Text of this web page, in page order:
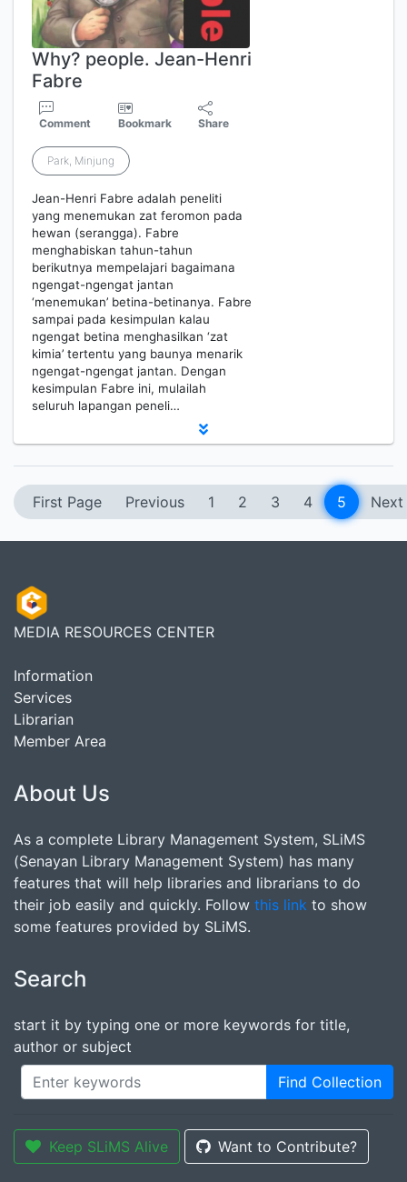
Why? people. Jean-Henri
Fabre
Comment Bookmark Share
Park, Minjung
Jean-Henri Fabre adalah peneliti
yang menemukan zat feromon pada
hewan (serangga). Fabre
menghabiskan tahun-tahun
berikutnya mempelajari bagaimana
ngengat-ngengat jantan
‘menemukan’ betina-betinanya. Fabre
sampai pada kesimpulan kalau
ngengat betina menghasilkan ‘zat
kimia’ tertentu yang baunya menarik
ngengat-ngengat jantan. Dengan
kesimpulan Fabre ini, mulailah
seluruh lapangan peneli…
First Page Previous 1 2 3 4 5 Next
MEDIA RESOURCES CENTER
Information
Services
Librarian
Member Area
About Us
As a complete Library Management System, SLiMS
(Senayan Library Management System) has many
features that will help libraries and librarians to do
their job easily and quickly. Follow this link to show
some features provided by SLiMS.
Search
start it by typing one or more keywords for title,
author or subject
Find Collection
Keep SLiMS Alive Want to Contribute?